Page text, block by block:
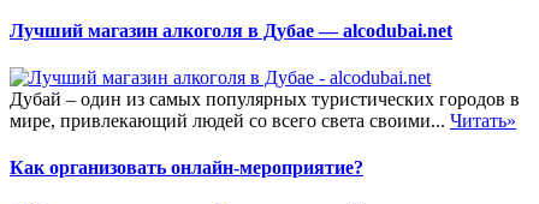
Лучший магазин алкоголя в Дубае — alcodubai.net
Дубай – один из самых популярных туристических городов в
мире, привлекающий людей со всего света своими... Читать»
Как организовать онлайн-мероприятие?